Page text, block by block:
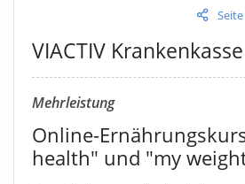
VIACTIV Krankenkasse
Mehrleistung
Online-
health" und "my